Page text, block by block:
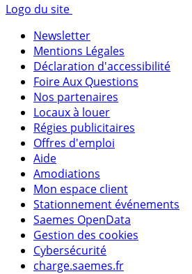
Logo du site
Newsletter
Mentions Légales
Déclaration d'accessibilité
Foire Aux Questions
Nos partenaires
Locaux à louer
Régies publicitaires
Offres d'emploi
Aide
Amodiations
Mon espace client
Stationnement événements
Saemes OpenData
Gestion des cookies
Cybersécurité
charge.saemes.fr